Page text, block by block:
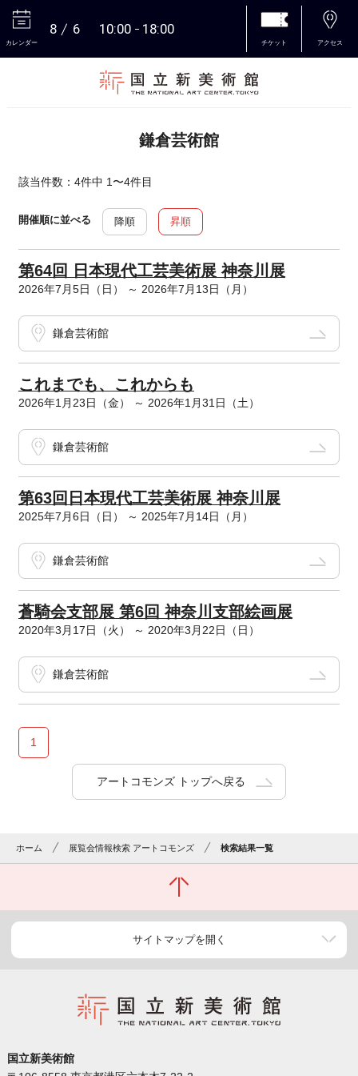
カレンダー
8 6 10:00 18:00
チケット アクセス
鎌倉芸術館
該当件数：4件中 1〜4件目
開催順に並べる 降順 昇順
第64回 日本現代工芸美術展 神奈川展
2026年7月5日（日） ～ 2026年7月13日（月）
鎌倉芸術館
これまでも、これからも
2026年1月23日（金） ～ 2026年1月31日（土）
鎌倉芸術館
第63回日本現代工芸美術展 神奈川展
2025年7月6日（日） ～ 2025年7月14日（月）
鎌倉芸術館
蒼騎会支部展 第6回 神奈川支部絵画展
2020年3月17日（火） ～ 2020年3月22日（日）
鎌倉芸術館
1
アートコモンズ トップへ戻る
ホーム 展覧会情報検索 アートコモンズ 検索結果一覧
サイトマップを開く
国立新美術館